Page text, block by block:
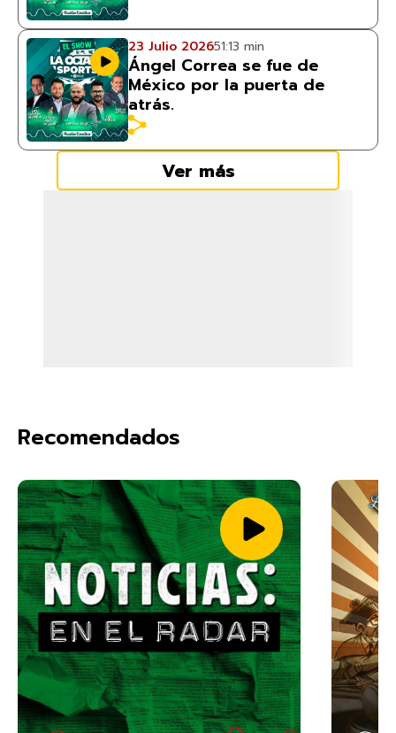
23 Julio 202651:13 min
Ángel Correa se fue de
México por la puerta de
atrás.
Ver más
Recomendados